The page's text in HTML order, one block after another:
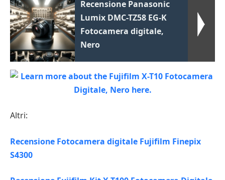
Recensione Panasonic
Lumix DMC-TZ58 EG-K
Fotocamera digitale,
Nero
Altri:
Recensione Fotocamera digitale Fujifilm Finepix
S4300